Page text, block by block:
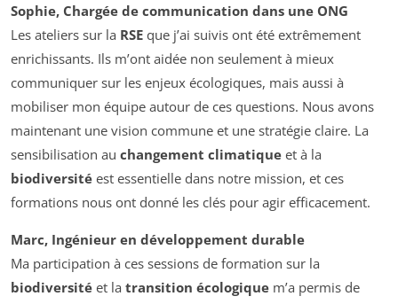
Sophie, Chargée de communication dans une ONG
Les ateliers sur la RSE que j’ai suivis ont été extrêmement
enrichissants. Ils m’ont aidée non seulement à mieux
communiquer sur les enjeux écologiques, mais aussi à
mobiliser mon équipe autour de ces questions. Nous avons
maintenant une vision commune et une stratégie claire. La
sensibilisation au changement climatique et à la
biodiversité est essentielle dans notre mission, et ces
formations nous ont donné les clés pour agir efficacement.
Marc, Ingénieur en développement durable
Ma participation à ces sessions de formation sur la
biodiversité et la transition écologique m’a permis de